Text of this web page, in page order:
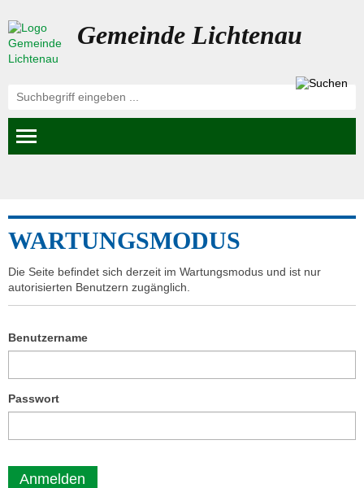
Gemeinde Lichtenau
WARTUNGSMODUS
Die Seite befindet sich derzeit im Wartungsmodus und ist nur
autorisierten Benutzern zugänglich.
Benutzername
Passwort
Anmelden